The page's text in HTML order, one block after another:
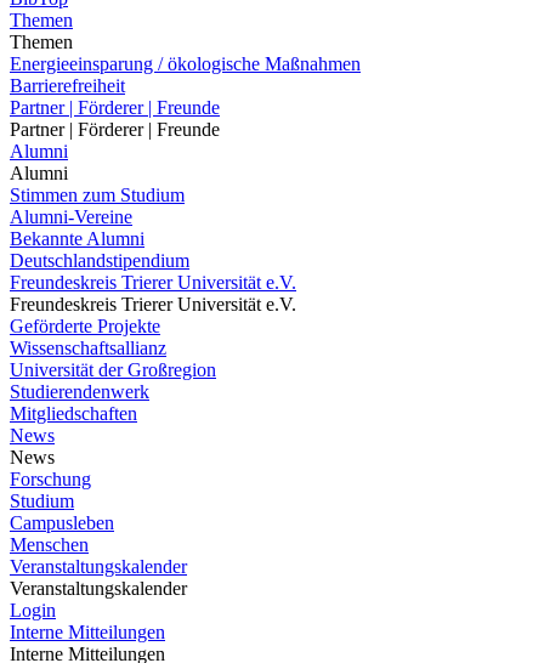
Themen
Themen
Energieeinsparung / ökologische Maßnahmen
Barrierefreiheit
Partner | Förderer | Freunde
Partner | Förderer | Freunde
Alumni
Alumni
Stimmen zum Studium
Alumni-Vereine
Bekannte Alumni
Deutschlandstipendium
Freundeskreis Trierer Universität e.V.
Freundeskreis Trierer Universität e.V.
Geförderte Projekte
Wissenschaftsallianz
Universität der Großregion
Studierendenwerk
Mitgliedschaften
News
News
Forschung
Studium
Campusleben
Menschen
Veranstaltungskalender
Veranstaltungskalender
Login
Interne Mitteilungen
Interne Mitteilungen